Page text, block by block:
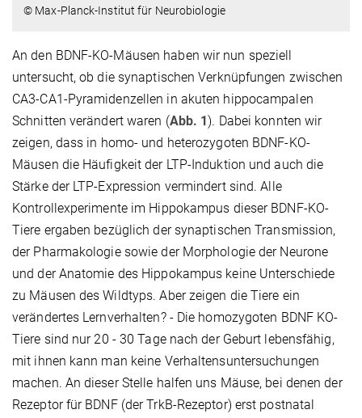
© Max-Planck-Institut für Neurobiologie
An den BDNF-KO-Mäusen haben wir nun speziell
untersucht, ob die synaptischen Verknüpfungen zwischen
CA3-CA1-Pyramidenzellen in akuten hippocampalen
Schnitten verändert waren (Abb. 1 ). Dabei konnten wir
zeigen, dass in homo- und heterozygoten BDNF-KO-
Mäusen die Häufigkeit der LTP-Induktion und auch die
Stärke der LTP-Expression vermindert sind. Alle
Kontrollexperimente im Hippokampus dieser BDNF-KO-
Tiere ergaben bezüglich der synaptischen Transmission,
der Pharmakologie sowie der Morphologie der Neurone
und der Anatomie des Hippokampus keine Unterschiede
zu Mäusen des Wildtyps. Aber zeigen die Tiere ein
verändertes Lernverhalten? - Die homozygoten BDNF KO-
Tiere sind nur 20 - 30 Tage nach der Geburt lebensfähig,
mit ihnen kann man keine Verhaltensuntersuchungen
machen. An dieser Stelle halfen uns Mäuse, bei denen der
Rezeptor für BDNF (der TrkB-Rezeptor) erst postnatal